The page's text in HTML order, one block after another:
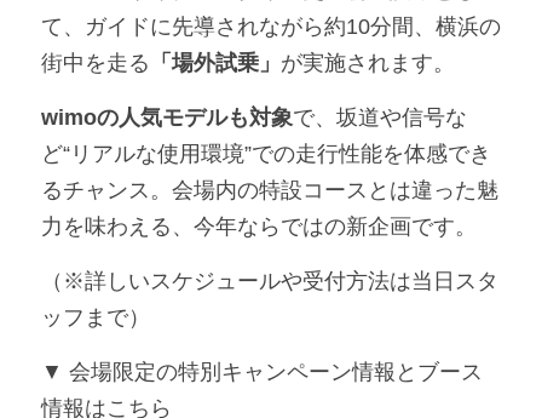
て、ガイドに先導されながら約10分間、横浜の
街中を走る 「場外試乗」 が実施されます。
wimoの人気モデルも対象で、坂道や信号な
ど“リアルな使用環境”での走行性能を体感でき
るチャンス。会場内の特設コースとは違った魅
力を味わえる、今年ならではの新企画です。
（※詳しいスケジュールや受付方法は当日スタ
ッフまで）
▼ 会場限定の特別キャンペーン情報とブース
情報はこちら